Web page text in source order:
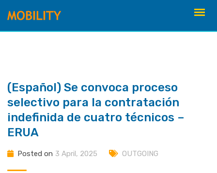
content
(Español) Se convoca proceso
selectivo para la contratación
indefinida de cuatro técnicos –
ERUA
Posted on 3 April, 2025 OUTGOING